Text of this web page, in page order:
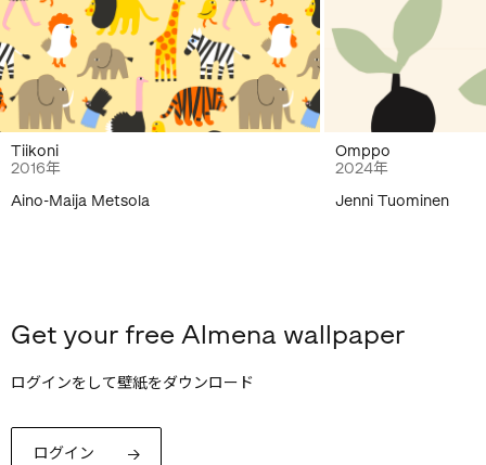
Tiikoni
2016年
Aino-Maija Metsola
Omppo
2024年
Jenni Tuominen
Get your free Almena wallpaper
ログインをして壁紙をダウンロード
ログイン